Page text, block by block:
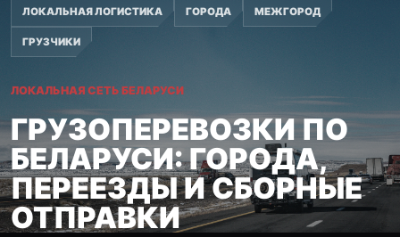
ЛОКАЛЬНАЯ ЛОГИСТИКА ГОРОДА МЕЖГОРОД
ГРУЗЧИКИ
ЛОКАЛЬНАЯ СЕТЬ БЕЛАРУСИ
ГРУЗОПЕРЕВОЗКИ ПО
БЕЛАРУСИ: ГОРОДА,
ПЕРЕЕЗДЫ И СБОРНЫЕ
ОТПРАВКИ